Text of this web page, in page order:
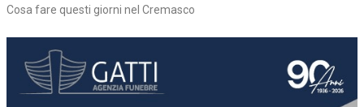
Cosa fare questi giorni nel Cremasco